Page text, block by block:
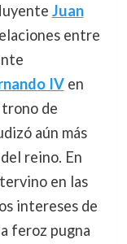
Juan
entre
IVen
de
aún más
reino. En
en las
intereses de
feroz pugna